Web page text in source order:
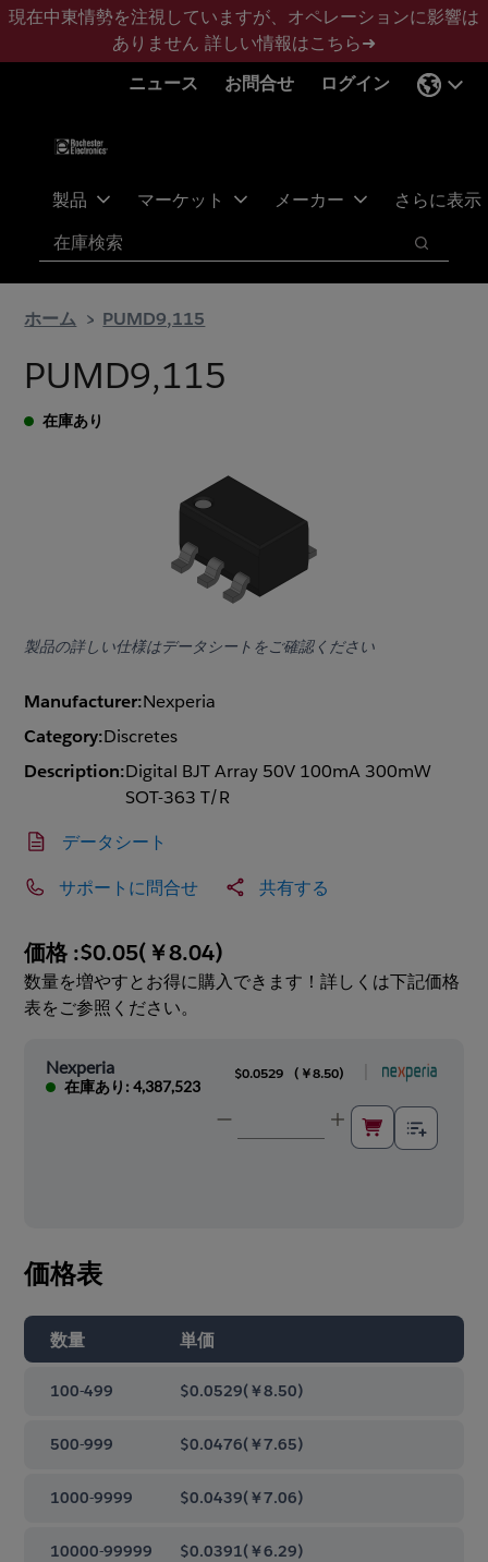
メ
ン
フ
タ
現在中東情勢を注視していますが、オペレーションに影響は
ありません 詳しい情報はこちら➜
ニュース
お問合せ ログイン
製品 マーケット メーカー さらに表示
検索
検索
ホーム PUMD9,115
PUMD9,115
在庫あり
製品の詳しい仕様はデータシートをご確認ください
Manufacturer:Nexperia
Category:Discretes
Description:Digital BJT Array 50V 100mA 300mW
SOT-363 T/R
データシート
サポートに問合せ 共有する
価格 :$0.05(￥8.04)
数量を増やすとお得に購入できます！詳しくは下記価格
表をご参照ください。
Nexperia
在庫あり: 4,387,523
$0.0529 ( ￥8.50)
価格表
数量 単価
100-499 $0.0529(￥8.50)
500-999 $0.0476(￥7.65)
1000-9999 $0.0439(￥7.06)
10000-99999 $0.0391(￥6.29)